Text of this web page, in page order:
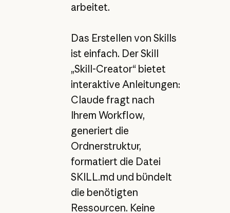
arbeitet.
Das Erstellen von Skills
ist einfach. Der Skill
„Skill-Creator“ bietet
interaktive Anleitungen:
Claude fragt nach
Ihrem Workflow,
generiert die
Ordnerstruktur,
formatiert die Datei
SKILL.md und bündelt
die benötigten
Ressourcen. Keine